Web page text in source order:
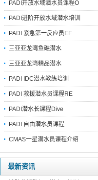
PADI开放水域潜水员课程O
PADI进阶开放水域潜水培训
PADI 紧急第一反应员EF
三亚亚龙湾鱼礁潜水
三亚亚龙湾精品潜水
PADI IDC潜水教练培训
PADI 救援潜水员课程RE
PADI潜水长课程Dive
PADI 自由潜水员课程
CMAS一星潜水员课程介绍
最新资讯